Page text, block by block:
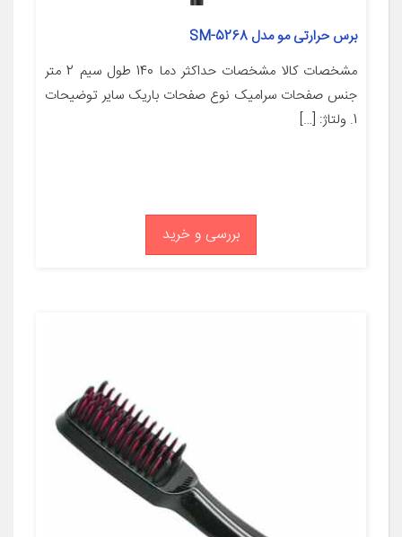
برس حرارتی مو مدل SM-5268
مشخصات کالا مشخصات حداکثر دما 140 طول سیم 2 متر
جنس صفحات سرامیک نوع صفحات باریک سایر توضیحات
1. ولتاژ: […]
بررسی و خرید